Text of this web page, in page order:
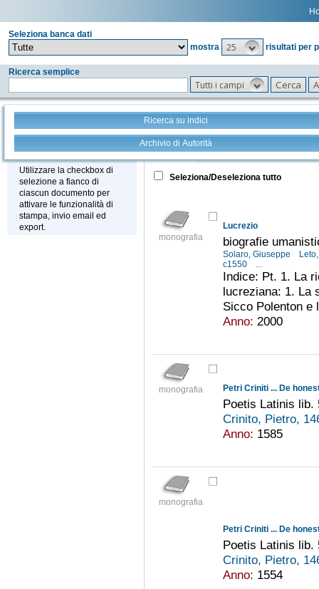
Seleziona banca dati
mostra
25 risultati per
Ricerca semplice
Tutti i campi
Ricerca su indici
Archivio di Autorità
Stampa - Email - Export
Utilizzare la checkbox di
selezione a fianco di
ciascun documento per
attivare le funzionalità di
stampa, invio email ed
export.
Tutto +
Seleziona/Deseleziona tutto
monografia
Lucrezio
biografie
Solaro, Giuseppe
c1550
...
Indice: Pt. 1. La
lucreziana: 1. La
Sicco Polenton e
Anno: 2000
monografia Petri Criniti ... De
Poetis Latinis lib.
Crinito, Pietro,
Anno: 1585
monografia
Petri Criniti ... De
Poetis Latinis lib.
Crinito, Pietro,
Anno: 1554